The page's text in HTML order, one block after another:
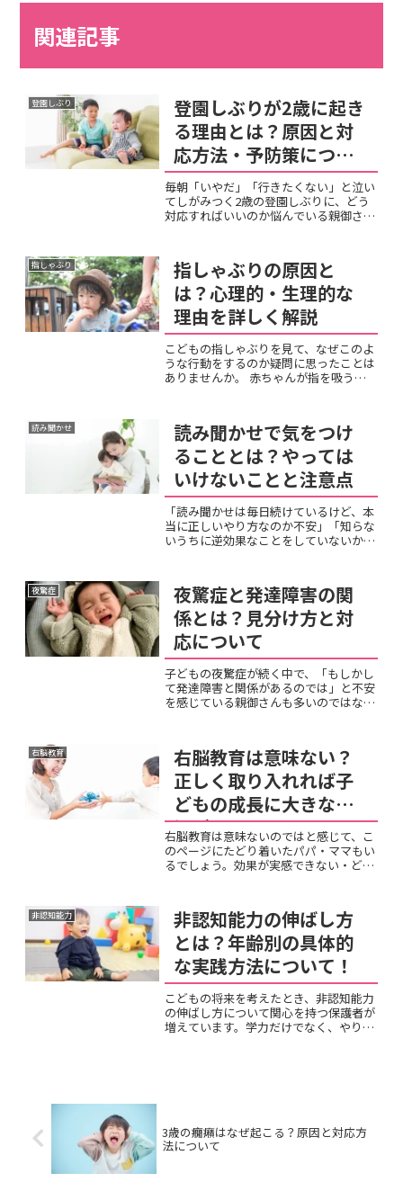
関連記事
登園しぶり
登園しぶりが2歳に起き
る理由とは？原因と対
応方法・予防策につい
て
毎朝「いやだ」「行きたくない」と泣い
てしがみつく2歳の登園しぶりに、どう
対応すればいいのか悩んでいる親御さん
ても泣き止まない」「無理やり引き離す
のがかわいそうで仕事に行...
指しゃぶり
指しゃぶりの原因と
は？心理的・生理的な
理由を詳しく解説
こどもの指しゃぶりを見て、なぜこのよ
うな行動をするのか疑問に思ったことは
ありませんか。 赤ちゃんが指を吸う姿
なる癖なのか、それとも何か深い理由が
あるのか、親として理解し...
読み聞かせ
読み聞かせで気をつけ
ることとは？やっては
いけないことと注意点
「読み聞かせは毎日続けているけど、本
当に正しいやり方なのか不安」「知らな
いうちに逆効果なことをしていないか」
すが、やり方によっては子どもが本を嫌
いになったり、親子関係が...
夜驚症
夜驚症と発達障害の関
係とは？見分け方と対
応について
子どもの夜驚症が続く中で、「もしかし
て発達障害と関係があるのでは」と不安
を感じている親御さんも多いのではない
に多く見られることも事実です。夜驚症
と発達障害には確かに関連...
右脳教育
右脳教育は意味ない？
正しく取り入れれば子
どもの成長に大きな影
響が
右脳教育は意味ないのではと感じて、こ
のページにたどり着いたパパ・ママもい
るでしょう。効果が実感できない・どう
いる方もいるでしょう。結論から言え
ば、取り組み方と期待の持ち...
非認知能力
非認知能力の伸ばし方
とは？年齢別の具体的
な実践方法について！
こどもの将来を考えたとき、非認知能力
の伸ばし方について関心を持つ保護者が
増えています。学力だけでなく、やり抜
3歳の癇癪はなぜ起こる？原因と対応方
法について